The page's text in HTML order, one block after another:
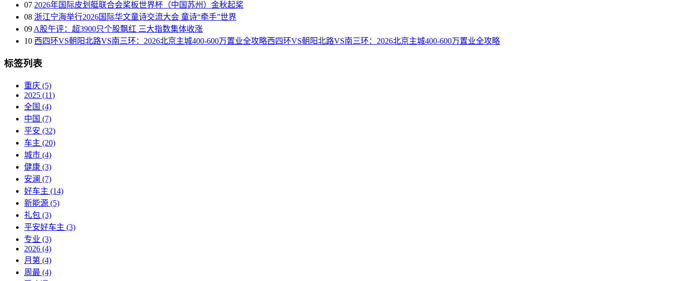
07 2026年国际皮划艇联合会桨板世界杯（中国苏州）金秋起桨
08 浙江宁海举行2026国际华文童诗交流大会 童诗“牵手”世界
09 A股午评：超3900只个股飘红 三大指数集体收涨
10 西四环VS朝阳北路VS南三环：2026北京主城400-600万置业全攻略西四环VS朝阳北路VS南三环：2026北京主城400-600万置业全攻略
标签列表
重庆 (5)
2025 (11)
全国 (4)
中国 (7)
平安 (32)
车主 (20)
城市 (4)
健康 (3)
安澜 (7)
好车主 (14)
新能源 (5)
礼包 (3)
平安好车主 (3)
专业 (3)
2026 (4)
月第 (4)
周最 (4)